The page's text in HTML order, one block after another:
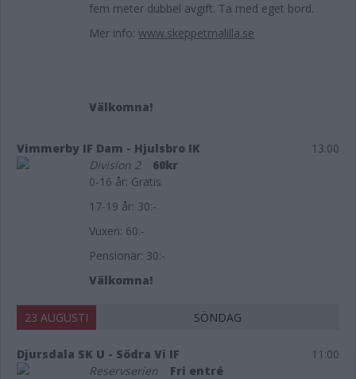
fem meter dubbel avgift. Ta med eget bord.
Mer info:www.skeppetmalilla.se
Välkomna!
Vimmerby IF Dam - Hjulsbro IK
13:00
Division 2
60kr
0-16 år: Gratis
17-19 år: 30:-
Vuxen: 60:-
Pensionär: 30:-
Välkomna!
23 AUGUSTI SÖNDAG
Djursdala SK U - Södra Vi IF
11:00
Reservserien
Fri entré